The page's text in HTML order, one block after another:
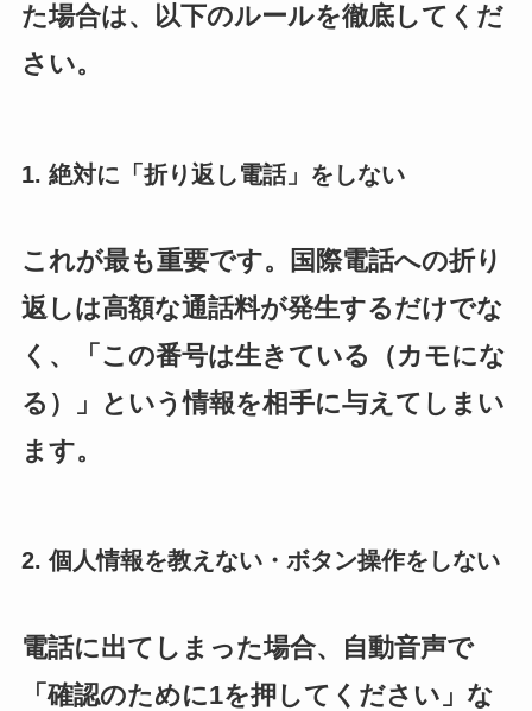
た場合は、以下のルールを徹底してくだ
さい。
1. 絶対に「折り返し電話」をしない
これが最も重要です。国際電話への折り
返しは高額な通話料が発生するだけでな
く、「この番号は生きている（カモにな
る）」という情報を相手に与えてしまい
ます。
2. 個人情報を教えない・ボタン操作をしない
電話に出てしまった場合、自動音声で
「確認のために1を押してください」な